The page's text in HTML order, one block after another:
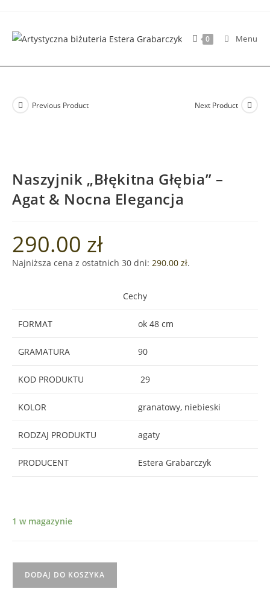
content
0 Menu
Previous Product Next Product
​Naszyjnik „Błękitna Głębia” –
Agat & Nocna Elegancja
290.00 zł
Najniższa cena z ostatnich 30 dni: 290.00 zł.
Cechy
FORMAT ok 48 cm
GRAMATURA 90
KOD PRODUKTU 29
KOLOR granatowy, niebieski
RODZAJ PRODUKTU agaty
PRODUCENT Estera Grabarczyk
1 w magazynie
DODAJ DO KOSZYKA